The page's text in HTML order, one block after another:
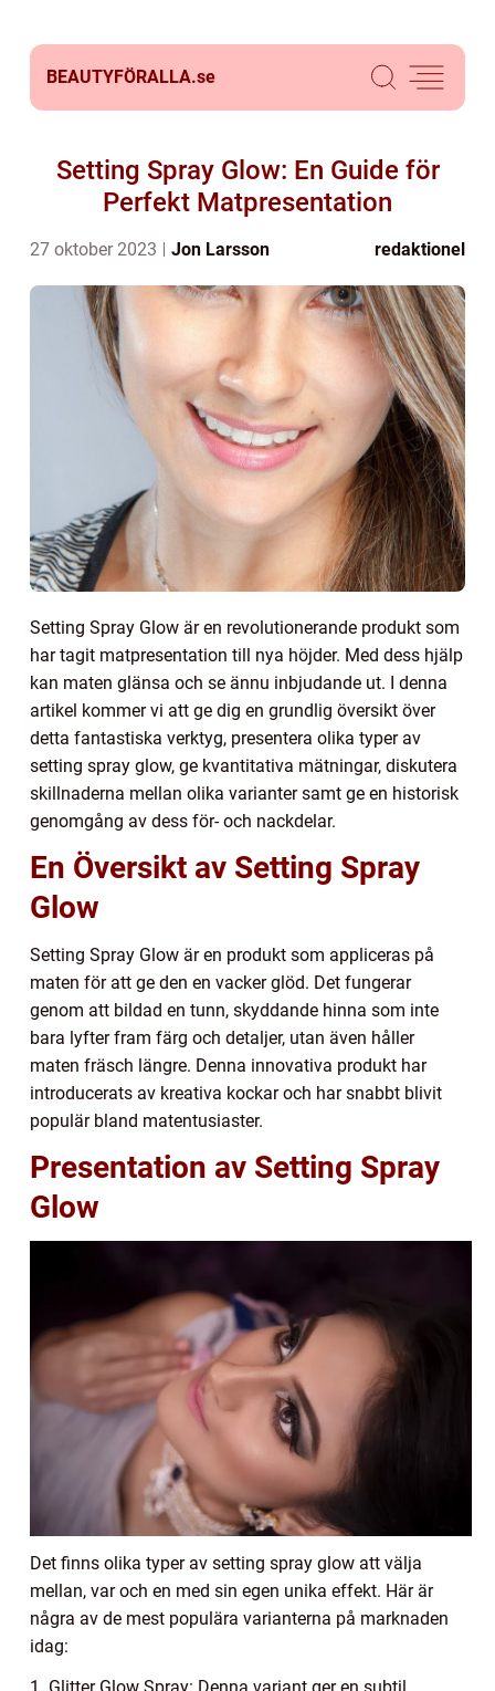
BEAUTYFÖRALLA.se
Setting Spray Glow: En Guide för
Perfekt Matpresentation
27 oktober 2023 Jon Larsson redaktionel
Setting Spray Glow är en revolutionerande produkt som
har tagit matpresentation till nya höjder. Med dess hjälp
kan maten glänsa och se ännu inbjudande ut. I denna
artikel kommer vi att ge dig en grundlig översikt över
detta fantastiska verktyg, presentera olika typer av
setting spray glow, ge kvantitativa mätningar, diskutera
skillnaderna mellan olika varianter samt ge en historisk
genomgång av dess för- och nackdelar.
En Översikt av Setting Spray
Glow
Setting Spray Glow är en produkt som appliceras på
maten för att ge den en vacker glöd. Det fungerar
genom att bildad en tunn, skyddande hinna som inte
bara lyfter fram färg och detaljer, utan även håller
maten fräsch längre. Denna innovativa produkt har
introducerats av kreativa kockar och har snabbt blivit
populär bland matentusiaster.
Presentation av Setting Spray
Glow
Det finns olika typer av setting spray glow att välja
mellan, var och en med sin egen unika effekt. Här är
några av de mest populära varianterna på marknaden
idag: